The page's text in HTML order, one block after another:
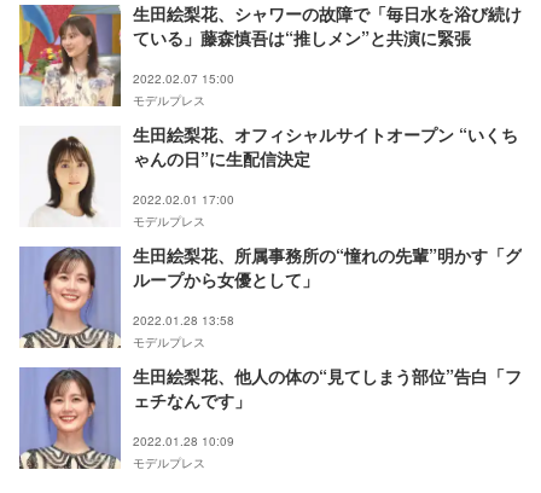
生田絵梨花、シャワーの故障で「毎日水を浴び続け
ている」藤森慎吾は“推しメン”と共演に緊張
2022.02.07 15:00
モデルプレス
生田絵梨花、オフィシャルサイトオープン “いくち
ゃんの日”に生配信決定
2022.02.01 17:00
モデルプレス
生田絵梨花、所属事務所の“憧れの先輩”明かす「グ
ループから女優として」
2022.01.28 13:58
モデルプレス
生田絵梨花、他人の体の“見てしまう部位”告白「フ
ェチなんです」
2022.01.28 10:09
モデルプレス